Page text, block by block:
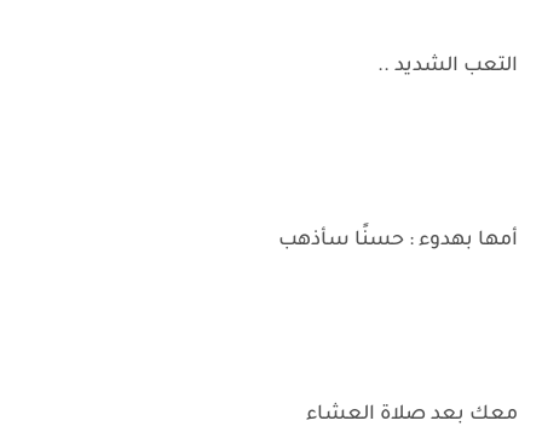
التعب الشديد ..
أمها بهدوء : حسنًا سأذهب
معك بعد صلاة العشاء